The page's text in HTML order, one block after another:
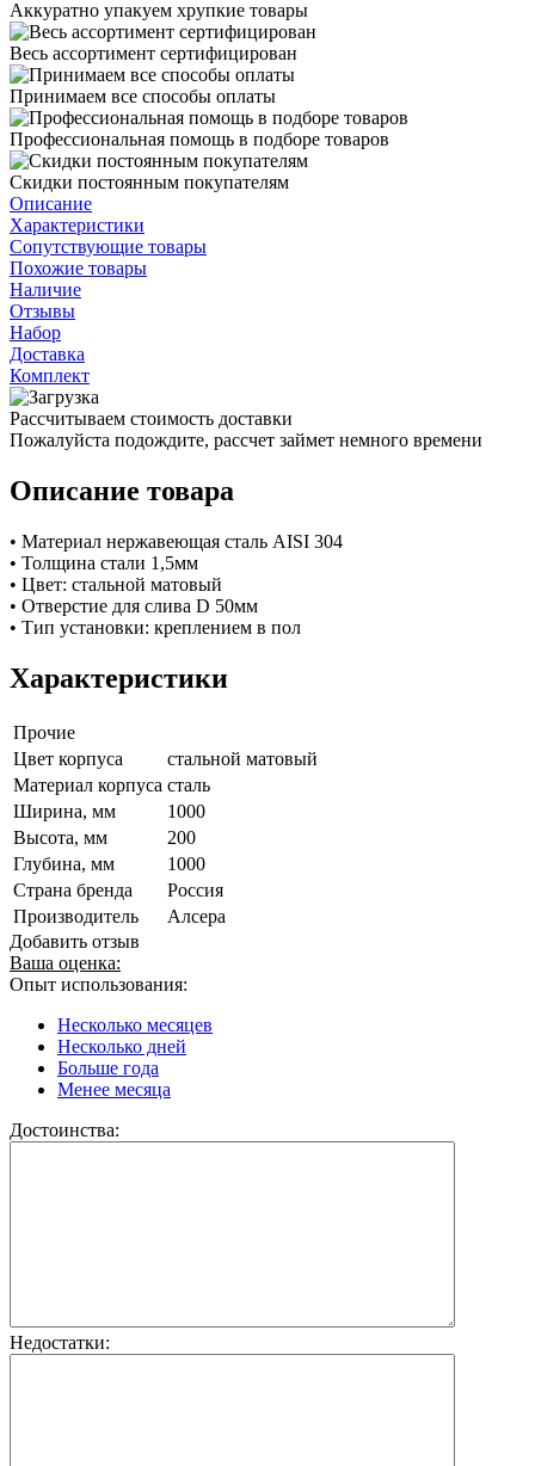
Аккуратно упакуем хрупкие товары
Весь ассортимент сертифицирован
Принимаем все способы оплаты
Профессиональная помощь в подборе товаров
Скидки постоянным покупателям
Описание
Характеристики
Сопутствующие товары
Похожие товары
Наличие
Отзывы
Набор
Доставка
Комплект
Рассчитываем стоимость доставки
Пожалуйста подождите, рассчет займет немного времени
Описание товара
• Материал нержавеющая сталь AISI 304
• Толщина стали 1,5мм
• Цвет: стальной матовый
• Отверстие для слива D 50мм
• Тип установки: креплением в пол
Характеристики
Прочие
Цвет корпуса
стальной матовый
Материал корпуса сталь
Ширина, мм
1000
Высота, мм
200
Глубина, мм
1000
Страна бренда
Россия
Производитель
Алсера
Добавить отзыв
Ваша оценка:
Опыт использования:
Несколько месяцев
Несколько дней
Больше года
Менее месяца
Достоинства:
Недостатки: